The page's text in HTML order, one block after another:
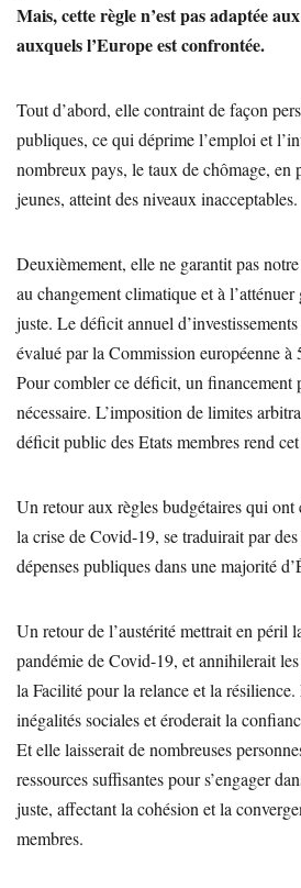
Mais, cette règle n’est pas adaptée
auxquels l’Europe est confrontée.
Tout d’abord, elle contraint de façon
publiques, ce qui déprime l’emploi et
nombreux pays, le taux de chômage, en
jeunes, atteint des niveaux inacceptables.
Deuxièmement, elle ne garantit pas
au changement climatique et à
juste. Le déficit annuel
évalué par la Commission européenne à
Pour combler ce déficit, un financement
nécessaire. L’imposition de limites
déficit public des Etats membres rend
Un retour aux règles budgétaires qui ont
la crise de Covid-19, se traduirait par
dépenses publiques dans une majorité
Un retour de l’austérité mettrait en péril
pandémie de Covid-19, et annihilerait
la Facilité pour la relance et la
inégalités sociales et éroderait la
Et elle laisserait de nombreuses
ressources suffisantes pour s’engager
juste, affectant la cohésion et la
membres.